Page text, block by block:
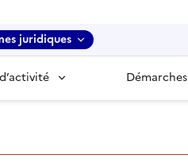
juridiques
Démarches